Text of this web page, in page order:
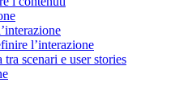
l’interazione
scenari e user stories